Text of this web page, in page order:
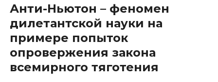
Анти-Ньютон – феномен
дилетантской науки на
примере попыток
опровержения закона
всемирного тяготения